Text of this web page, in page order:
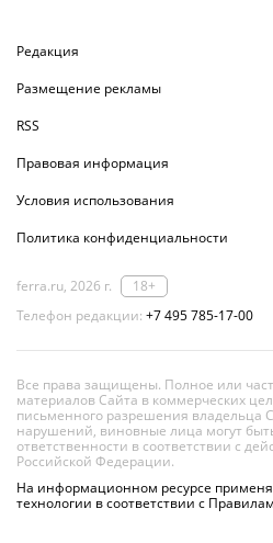
Редакция
Размещение рекламы
RSS
Правовая информация
Условия использования
Политика конфиденциальности
ferra.ru, 2026 г.
18+
Телефон редакции: +7 495 785-17-00
Все права защищены. Полное или
материалов Сайта в коммерческих
письменного разрешения владельца
нарушений, виновные лица могут
ответственности в соответствии с
Российской Федерации.
На информационном ресурсе
технологии в соответствии с